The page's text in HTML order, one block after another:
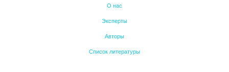
О нас
Эксперты
Авторы
Список литературы